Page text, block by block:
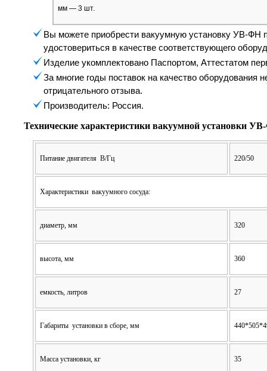
мм — 3 шт.
Вы можете приобрести вакуумную установку УВ-ФН
удостовериться в качестве соответствующего
Изделие укомплектовано Паспортом, Аттестатом
За многие годы поставок на качество оборудования
отрицательного отзыва.
Производитель: Россия.
Технические характеристики вакуумной установки
Питание двигателя В/Гц 220/50
Характеристики вакуумного сосуда:
диаметр, мм 320
высота, мм 360
емкость, литров 27
Габариты установки в сборе, мм
Масса установки, кг 35